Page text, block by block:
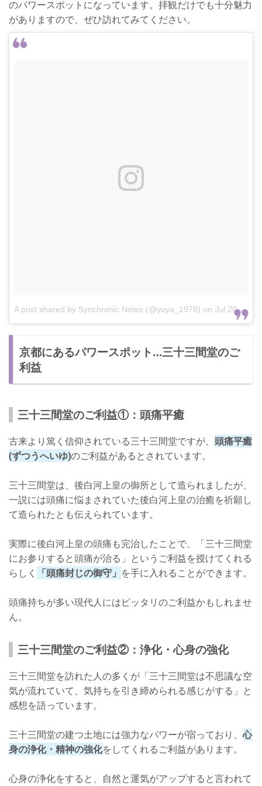
のパワースポットになっています。拝観だけでも十分魅力
がありますので、ぜひ訪れてみてください。
A post shared by Synchronic Notes (@yuya_1978) on Jul 20, 2018 at 12:06am PDT
京都にあるパワースポット…三十三間堂のご
利益
三十三間堂のご利益①：頭痛平癒
古来より篤く信仰されている三十三間堂ですが、 頭痛平癒
(ずつうへいゆ)のご利益があるとされています。
三十三間堂は、後白河上皇の御所として造られましたが、
一説には頭痛に悩まされていた後白河上皇の治癒を祈願し
て造られたとも伝えられています。
実際に後白河上皇の頭痛も完治したことで、「三十三間堂
にお参りすると頭痛が治る」というご利益を授けてくれる
らしく
「頭痛封じの御守」 を手に入れることができます。
頭痛持ちが多い現代人にはピッタリのご利益かもしれませ
ん。
三十三間堂のご利益②：浄化・心身の強化
三十三間堂を訪れた人の多くが「三十三間堂は不思議な空
気が流れていて、気持ちを引き締められる感じがする」と
感想を語っています。
三十三間堂の建つ土地には強力なパワーが宿っており、心
身の浄化・精神の強化をしてくれるご利益があります。
心身の浄化をすると、自然と運気がアップすると言われて